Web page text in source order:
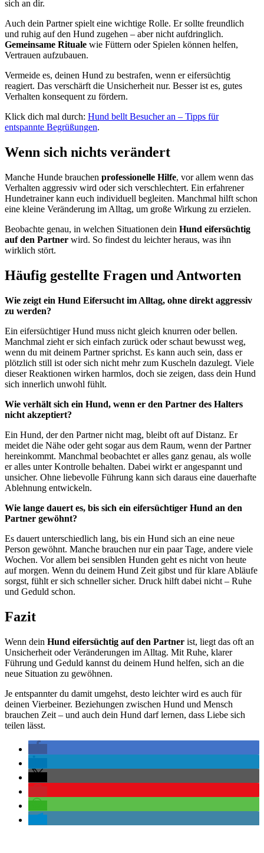
sich an dir.
Auch dein Partner spielt eine wichtige Rolle. Er sollte freundlich
und ruhig auf den Hund zugehen – aber nicht aufdringlich.
Gemeinsame Rituale wie Füttern oder Spielen können helfen,
Vertrauen aufzubauen.
Vermeide es, deinen Hund zu bestrafen, wenn er eifersüchtig
reagiert. Das verschärft die Unsicherheit nur. Besser ist es, gutes
Verhalten konsequent zu fördern.
Klick dich mal durch: Hund bellt Besucher an – Tipps für
entspannte Begrüßungen.
Wenn sich nichts verändert
Manche Hunde brauchen professionelle Hilfe, vor allem wenn das
Verhalten aggressiv wird oder sich verschlechtert. Ein erfahrener
Hundetrainer kann euch individuell begleiten. Manchmal hilft schon
eine kleine Veränderung im Alltag, um große Wirkung zu erzielen.
Beobachte genau, in welchen Situationen dein Hund eifersüchtig
auf den Partner wird. So findest du leichter heraus, was ihn
wirklich stört.
Häufig gestellte Fragen und Antworten
Wie zeigt ein Hund Eifersucht im Alltag, ohne direkt aggressiv
zu werden?
Ein eifersüchtiger Hund muss nicht gleich knurren oder bellen.
Manchmal zieht er sich einfach zurück oder schaut bewusst weg,
wenn du mit deinem Partner sprichst. Es kann auch sein, dass er
plötzlich still ist oder sich nicht mehr zum Kuscheln dazulegt. Viele
dieser Reaktionen wirken harmlos, doch sie zeigen, dass dein Hund
sich innerlich unwohl fühlt.
Wie verhält sich ein Hund, wenn er den Partner des Halters
nicht akzeptiert?
Ein Hund, der den Partner nicht mag, bleibt oft auf Distanz. Er
meidet die Nähe oder geht sogar aus dem Raum, wenn der Partner
hereinkommt. Manchmal beobachtet er alles ganz genau, als wolle
er alles unter Kontrolle behalten. Dabei wirkt er angespannt und
unsicher. Ohne liebevolle Führung kann sich daraus eine dauerhafte
Ablehnung entwickeln.
Wie lange dauert es, bis sich ein eifersüchtiger Hund an den
Partner gewöhnt?
Es dauert unterschiedlich lang, bis ein Hund sich an eine neue
Person gewöhnt. Manche brauchen nur ein paar Tage, andere viele
Wochen. Vor allem bei sensiblen Hunden geht es nicht von heute
auf morgen. Wenn du deinem Hund Zeit gibst und für klare Abläufe
sorgst, fühlt er sich schneller sicher. Druck hilft dabei nicht – Ruhe
und Geduld schon.
Fazit
Wenn dein Hund eifersüchtig auf den Partner ist, liegt das oft an
Unsicherheit oder Veränderungen im Alltag. Mit Ruhe, klarer
Führung und Geduld kannst du deinem Hund helfen, sich an die
neue Situation zu gewöhnen.
Je entspannter du damit umgehst, desto leichter wird es auch für
deinen Vierbeiner. Beziehungen zwischen Hund und Mensch
brauchen Zeit – und auch dein Hund darf lernen, dass Liebe sich
teilen lässt.